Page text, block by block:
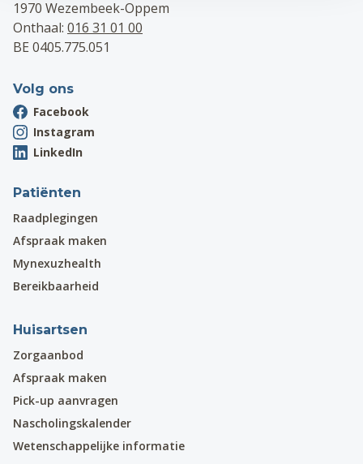
1970 Wezembeek-Oppem
Onthaal: 016 31 01 00
BE 0405.775.051
Volg ons
Facebook
Instagram
LinkedIn
Patiënten
Raadplegingen
Afspraak maken
Mynexuzhealth
Bereikbaarheid
Huisartsen
Zorgaanbod
Afspraak maken
Pick-up aanvragen
Nascholingskalender
Wetenschappelijke informatie